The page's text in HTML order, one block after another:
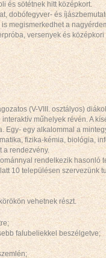
és sötétnek hitt középkort.
dobófegyver- és
megismerkedhet a
versenyek és
(V-VIII. osztályos)
műhelyek révén. A
Egy- egy alkalommal a
fizika-kémia, biológia,
a rendezvény.
rendelkezik hasonló
10 településen szervezünk
vehetnek részt.
falubeliekkel beszélgetve;